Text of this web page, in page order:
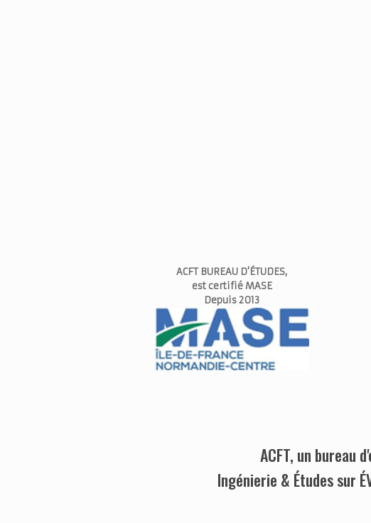
ACFT BUREAU D'ÉTUDES,
est certifié MASE
Depuis 2013
ACFT, un bureau
Ingénierie & Études sur